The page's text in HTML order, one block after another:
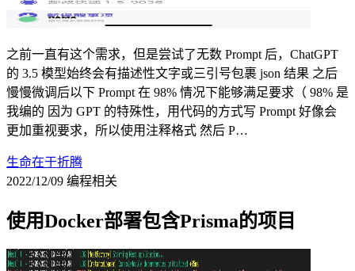
之前一直有这个需求，但是尝试了无数 Prompt 后，ChatGPT
的 3.5 模型始终会有描述性文字或三引号包裹 json 结果 之后
慢慢微调后以下 Prompt 在 98% 情况下能够满足要求（ 98% 是
我编的 因为 GPT 的特殊性，用代码的方式写 Prompt 好像会
更加重视要求，所以使用注释格式 然后 P…
生命在于折腾
2022/12/09 编程相关
使用Docker部署包含Prisma的项目